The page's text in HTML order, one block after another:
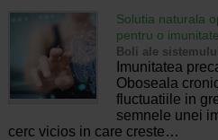
Solutia naturala
pentru o
Boli ale
Imunitatea
Oboseala
fluctuatiile in
semnele unei
cerc vicios in care creste…